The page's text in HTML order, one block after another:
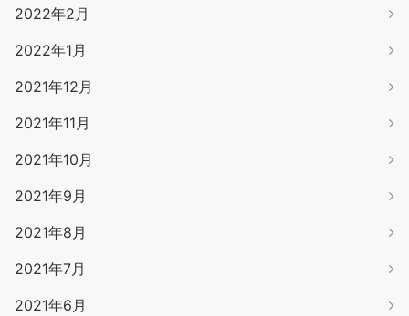
2022年2月
2022年1月
2021年12月
2021年11月
2021年10月
2021年9月
2021年8月
2021年7月
2021年6月